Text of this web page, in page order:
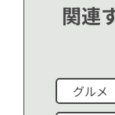
関連
グルメ